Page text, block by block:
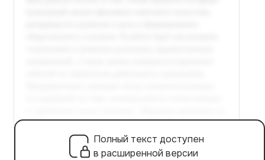
Полный текст доступен
в расширенной версии